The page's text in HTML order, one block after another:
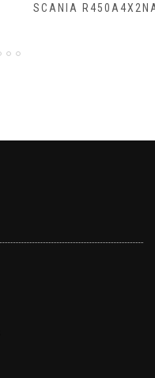
SCANIA R450A4X2NA